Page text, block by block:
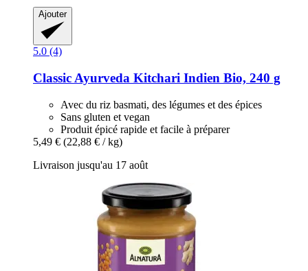
Ajouter
5.0 (4)
Classic Ayurveda Kitchari Indien Bio, 240 g
Avec du riz basmati, des légumes et des épices
Sans gluten et vegan
Produit épicé rapide et facile à préparer
5,49 € (22,88 € / kg)
Livraison jusqu'au 17 août